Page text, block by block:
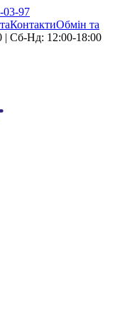
03-97
КонтактиОбмін та
| Сб-Нд: 12:00-18:00